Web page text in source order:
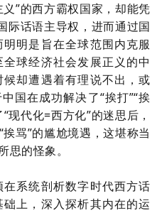
义”的西方霸权国家，却能凭
际话语主导权，进而通过国
明是旨在全球范围内克服
球经济社会发展正义的中
却遭遇着有理说不出，或
国在成功解决了“挨打”“挨
现代化=西方化”的迷思后，
骂”的尴尬境遇，这堪称当
思的怪象。
系统剖析数字时代西方话
上，深入探析其内在的运